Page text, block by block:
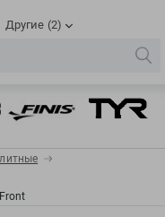
a-Lung
Другие (2)